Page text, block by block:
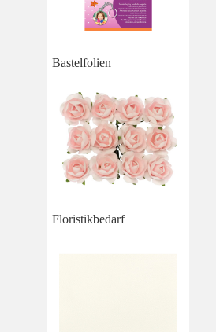
Bastelfolien
Floristikbedarf